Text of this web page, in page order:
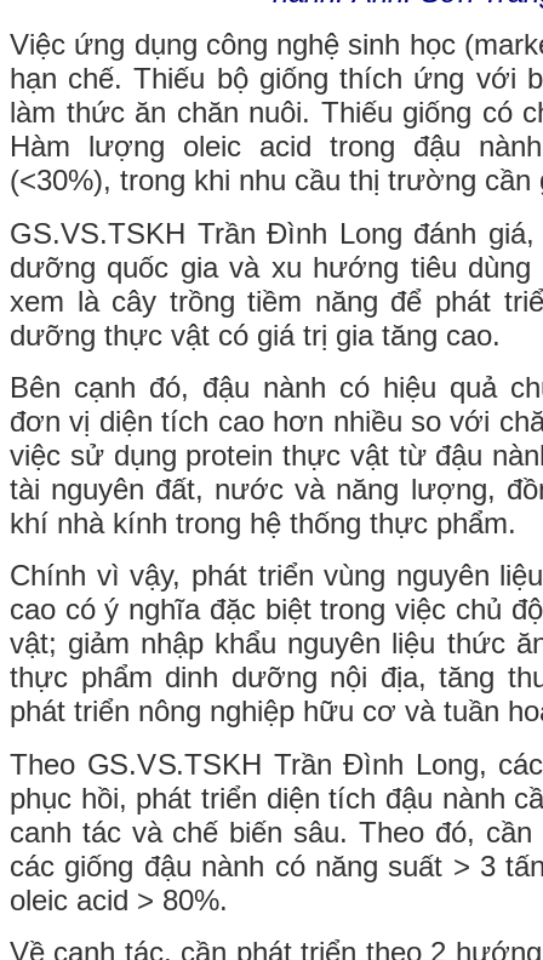
Việc ứng dụng công nghệ sinh học
hạn chế. Thiếu bộ giống thích ứng với
làm thức ăn chăn nuôi. Thiếu giống có
Hàm lượng oleic acid trong đậu
(<30%), trong khi nhu cầu thị trường cần
GS.VS.TSKH Trần Đình Long đánh
dưỡng quốc gia và xu hướng tiêu
xem là cây trồng tiềm năng để phát
dưỡng thực vật có giá trị gia tăng cao.
Bên cạnh đó, đậu nành có hiệu quả
đơn vị diện tích cao hơn nhiều so với
việc sử dụng protein thực vật từ đậu
tài nguyên đất, nước và năng lượng,
khí nhà kính trong hệ thống thực phẩm.
Chính vì vậy, phát triển vùng nguyên
cao có ý nghĩa đặc biệt trong việc chủ
vật; giảm nhập khẩu nguyên liệu thức
thực phẩm dinh dưỡng nội địa, tăng
phát triển nông nghiệp hữu cơ và tuần
Theo GS.VS.TSKH Trần Đình Long,
phục hồi, phát triển diện tích đậu nành
canh tác và chế biến sâu. Theo đó,
các giống đậu nành có năng suất > 3
oleic acid > 80%.
Về canh tác, cần phát triển theo 2